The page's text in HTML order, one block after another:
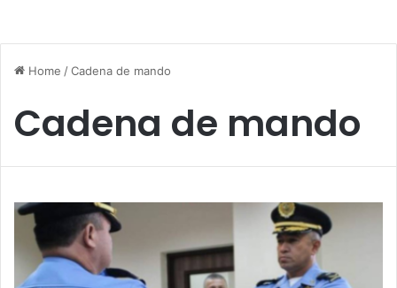
Home /Cadena de mando
Cadena de mando